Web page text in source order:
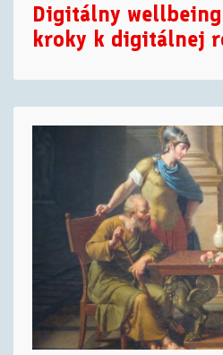
Digitálny
kroky k digitálnej